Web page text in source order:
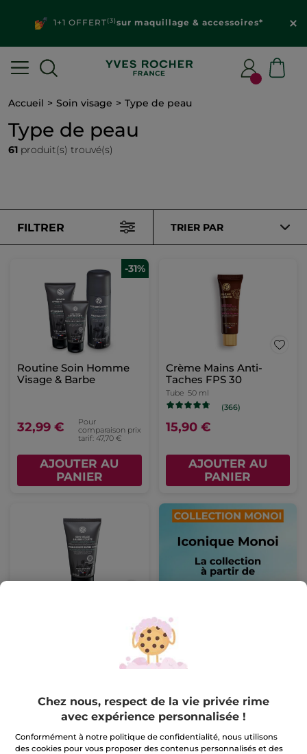
1+1 OFFERT(3)sur maquillage & accessoires*
Accueil Soin visage Type de peau
Type de peau
61 produit(s) trouvé(s)
FILTRER TRIER PAR
-31%
Routine Soin Homme
Visage & Barbe
32,99 €
Pour
comparaison prix
tarif: 47,70 €
AJOUTER AU
PANIER
Crème Mains Anti-
Taches FPS 30
Tube 50 ml
(366)
15,90 €
AJOUTER AU
PANIER
AJOUTER AU
PANIER
Chez nous, respect de la vie privée rime
avec expérience personnalisée !
Conformément à notre politique de confidentialité, nous utilisons
des cookies pour vous proposer des contenus personnalisés et des